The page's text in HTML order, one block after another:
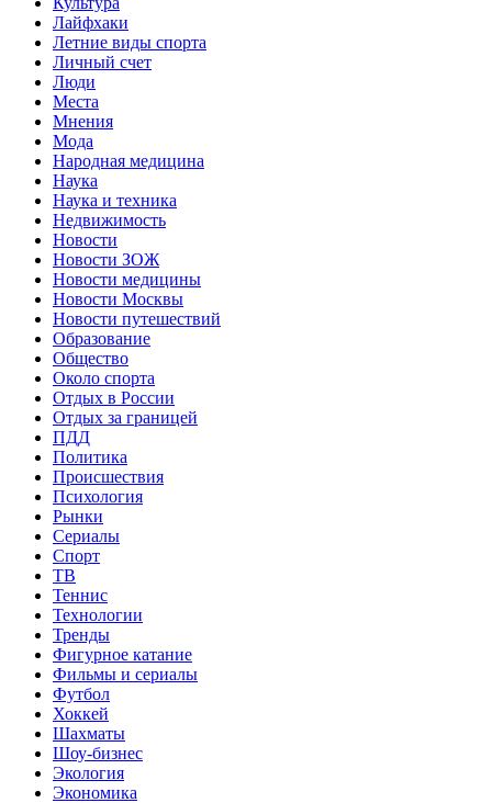
Лайфхаки
Летние виды спорта
Личный счет
Люди
Места
Мнения
Мода
Народная медицина
Наука
Наука и техника
Недвижимость
Новости
Новости ЗОЖ
Новости медицины
Новости Москвы
Новости путешествий
Образование
Общество
Около спорта
Отдых в России
Отдых за границей
ПДД
Политика
Происшествия
Психология
Рынки
Сериалы
Спорт
ТВ
Теннис
Технологии
Тренды
Фигурное катание
Фильмы и сериалы
Футбол
Хоккей
Шахматы
Шоу-бизнес
Экология
Экономика